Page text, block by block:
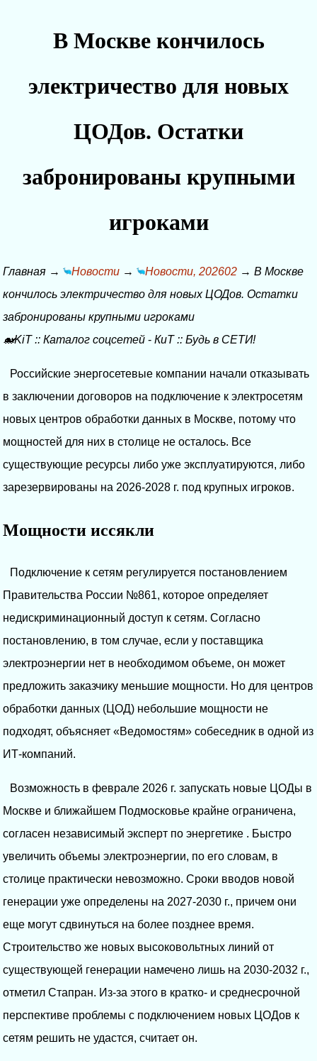
В Москве кончилось
электричество для новых
ЦОДов. Остатки
забронированы крупными
игроками
Главная → Новости → Новости, 202602 → В Москве
кончилось электричество для новых ЦОДов. Остатки
забронированы крупными игроками
🐋KiT:: Каталог соцсетей - КиТ:: Будь в СЕТИ!
Российские энергосетевые компании начали отказывать
в заключении договоров на подключение к электросетям
новых центров обработки данных в Москве, потому что
мощностей для них в столице не осталось. Все
существующие ресурсы либо уже эксплуатируются, либо
зарезервированы на 2026-2028 г. под крупных игроков.
Мощности иссякли
Подключение к сетям регулируется постановлением
Правительства России №861, которое определяет
недискриминационный доступ к сетям. Согласно
постановлению, в том случае, если у поставщика
электроэнергии нет в необходимом объеме, он может
предложить заказчику меньшие мощности. Но для центров
обработки данных (ЦОД) небольшие мощности не
подходят, объясняет «Ведомостям» собеседник в одной из
ИТ-компаний.
Возможность в феврале 2026 г. запускать новые ЦОДы в
Москве и ближайшем Подмосковье крайне ограничена,
согласен независимый эксперт по энергетике . Быстро
увеличить объемы электроэнергии, по его словам, в
столице практически невозможно. Сроки вводов новой
генерации уже определены на 2027-2030 г., причем они
еще могут сдвинуться на более позднее время.
Строительство же новых высоковольтных линий от
существующей генерации намечено лишь на 2030-2032 г.,
отметил Стапран. Из-за этого в кратко- и среднесрочной
перспективе проблемы с подключением новых ЦОДов к
сетям решить не удастся, считает он.